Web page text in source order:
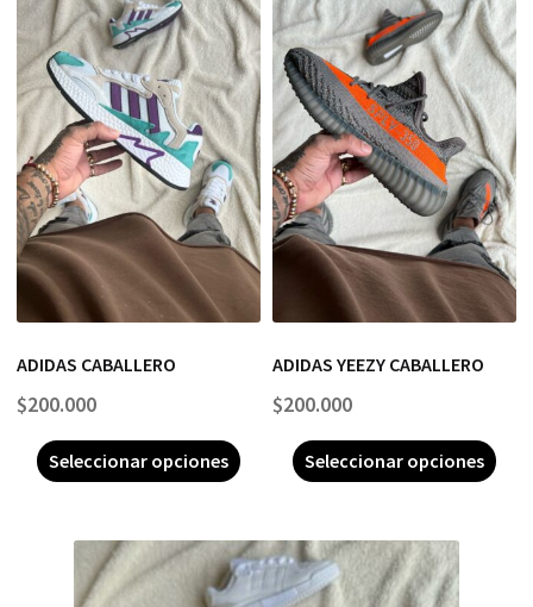
ADIDAS CABALLERO
$200.000
Seleccionar opciones
ADIDAS YEEZY CABALLERO
$200.000
Seleccionar opciones